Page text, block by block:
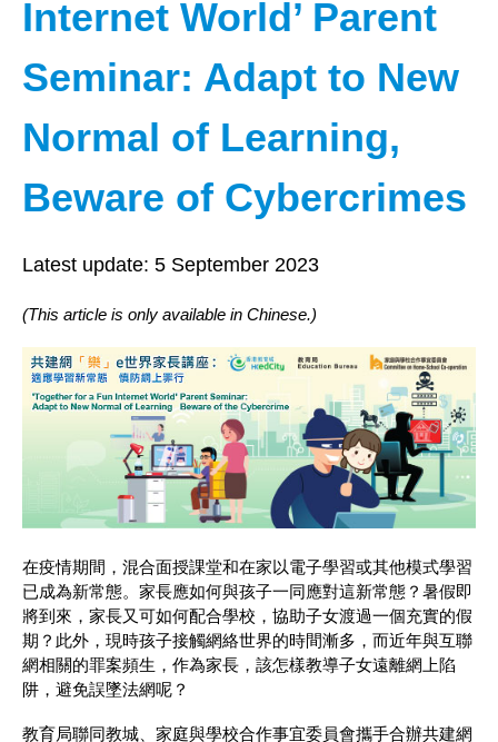
Internet World’ Parent
Seminar: Adapt to New
Normal of Learning,
Beware of Cybercrimes
Latest update: 5 September 2023
(This article is only available in Chinese.)
在疫情期間，混合面授課堂和在家以電子學習或其他模式學習
已成為新常態。家長應如何與孩子一同應對這新常態？暑假即
將到來，家長又可如何配合學校，協助子女渡過一個充實的假
期？此外，現時孩子接觸網絡世界的時間漸多，而近年與互聯
網相關的罪案頻生，作為家長，該怎樣教導子女遠離網上陷
阱，避免誤墜法網呢？
教育局聯同教城、家庭與學校合作事宜委員會攜手合辦共建網